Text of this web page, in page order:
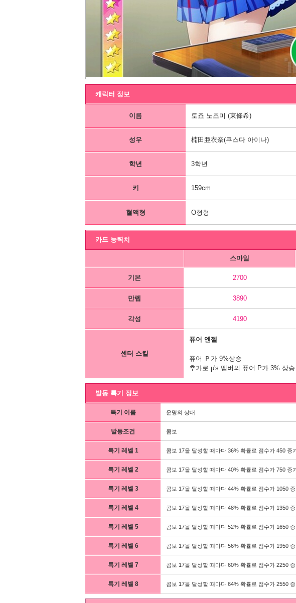
캐릭터 정보
이름 토죠 노조미 (東條希)
성우 楠田亜衣奈(쿠스다 아이나)
학년 3학년
키 159cm
혈액형 O형형
카드 능력치
스마일
기본 2700
만렙 3890
각성 4190
센터 스킬
퓨어 엔젤
퓨어 Ｐ가 9%상승
추가로 μ's 멤버의 퓨어 P가 3% 상승
발동 특기 정보
특기 이름 운명의 상대
발동조건 콤보
특기 레벨 1 콤보 17을 달성할 때마다 36% 확률로 점수가 450 증
특기 레벨 2 콤보 17을 달성할 때마다 40% 확률로 점수가 750 증
특기 레벨 3 콤보 17을 달성할 때마다 44% 확률로 점수가 1050
특기 레벨 4 콤보 17을 달성할 때마다 48% 확률로 점수가 1350
특기 레벨 5 콤보 17을 달성할 때마다 52% 확률로 점수가 1650
특기 레벨 6 콤보 17을 달성할 때마다 56% 확률로 점수가 1950
특기 레벨 7 콤보 17을 달성할 때마다 60% 확률로 점수가 2250
특기 레벨 8 콤보 17을 달성할 때마다 64% 확률로 점수가 2550